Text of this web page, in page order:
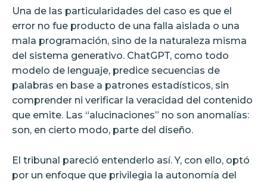
Una de las particularidades del caso es que el
error no fue producto de una falla aislada o una
mala programación, sino de la naturaleza misma
del sistema generativo. ChatGPT, como todo
modelo de lenguaje, predice secuencias de
palabras en base a patrones estadísticos, sin
comprender ni verificar la veracidad del contenido
que emite. Las “alucinaciones” no son anomalías:
son, en cierto modo, parte del diseño.
El tribunal pareció entenderlo así. Y, con ello, optó
por un enfoque que privilegia la autonomía del